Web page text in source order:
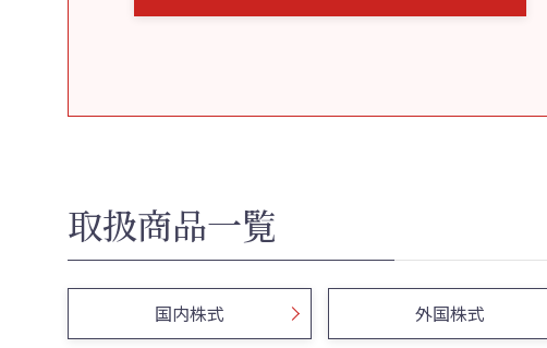
取扱商品一覧
国内株式 外国株式